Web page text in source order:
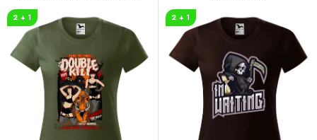
d
k
o
u
2 + 1 2 + 1